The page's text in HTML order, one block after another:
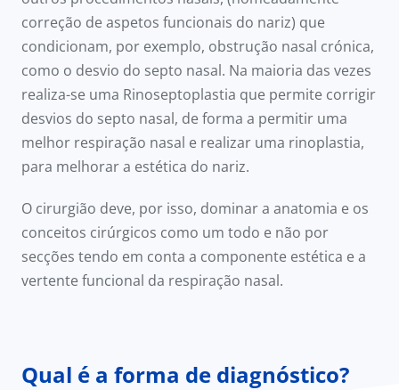
correção de aspetos funcionais do nariz) que
condicionam, por exemplo, obstrução nasal crónica,
como o desvio do septo nasal. Na maioria das vezes
realiza-se uma Rinoseptoplastia que permite corrigir
desvios do septo nasal, de forma a permitir uma
melhor respiração nasal e realizar uma rinoplastia,
para melhorar a estética do nariz.
O cirurgião deve, por isso, dominar a anatomia e os
conceitos cirúrgicos como um todo e não por
secções tendo em conta a componente estética e a
vertente funcional da respiração nasal.
Qual é a forma de diagnóstico?